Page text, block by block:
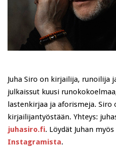
Juha Siro on kirjailija, runoilija
julkaissut kuusi
lastenkirjaa ja aforismeja. Siro
kirjailijantyöstään. Yhteys:
juhasiro.fi. Löydät Juhan myös
Instagramista.